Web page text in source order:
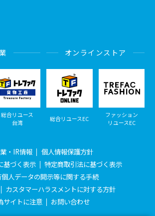
総合リユース
台湾
オンラインストア
総合リユースEC
ファッション
リユースEC
・IR情報
個人情報保護方針
基づく表示
特定商取引法に基づく表示
人データの開示等に関する手続
カスタマーハラスメントに対する方針
サイトに注意
お問い合わせ